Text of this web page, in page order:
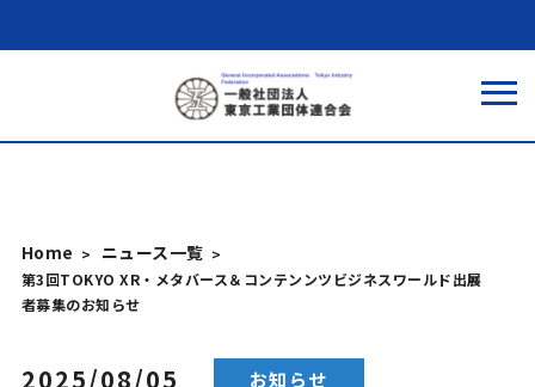
Home ニュース一覧
第3回TOKYO XR・メタバース＆コンテンンツビジネスワールド出展
者募集のお知らせ
2025/08/05 お知らせ